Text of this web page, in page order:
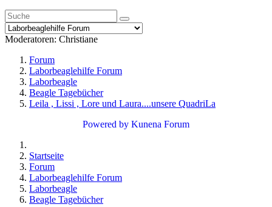
Moderatoren: Christiane
Forum
Laborbeaglehilfe Forum
Laborbeagle
Beagle Tagebücher
Leila , Lissi , Lore und Laura....unsere QuadriLa
Powered by Kunena Forum
Startseite
Forum
Laborbeaglehilfe Forum
Laborbeagle
Beagle Tagebücher